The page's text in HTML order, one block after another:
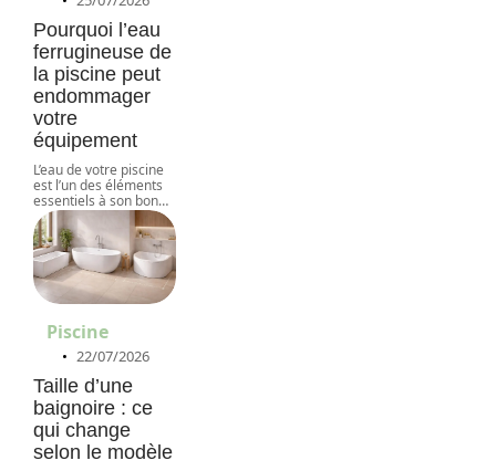
Pourquoi l’eau
ferrugineuse de
la piscine peut
endommager
votre
équipement
L’eau de votre piscine
est l’un des éléments
essentiels à son bon…
Piscine
22/07/2026
Taille d’une
baignoire : ce
qui change
selon le modèle